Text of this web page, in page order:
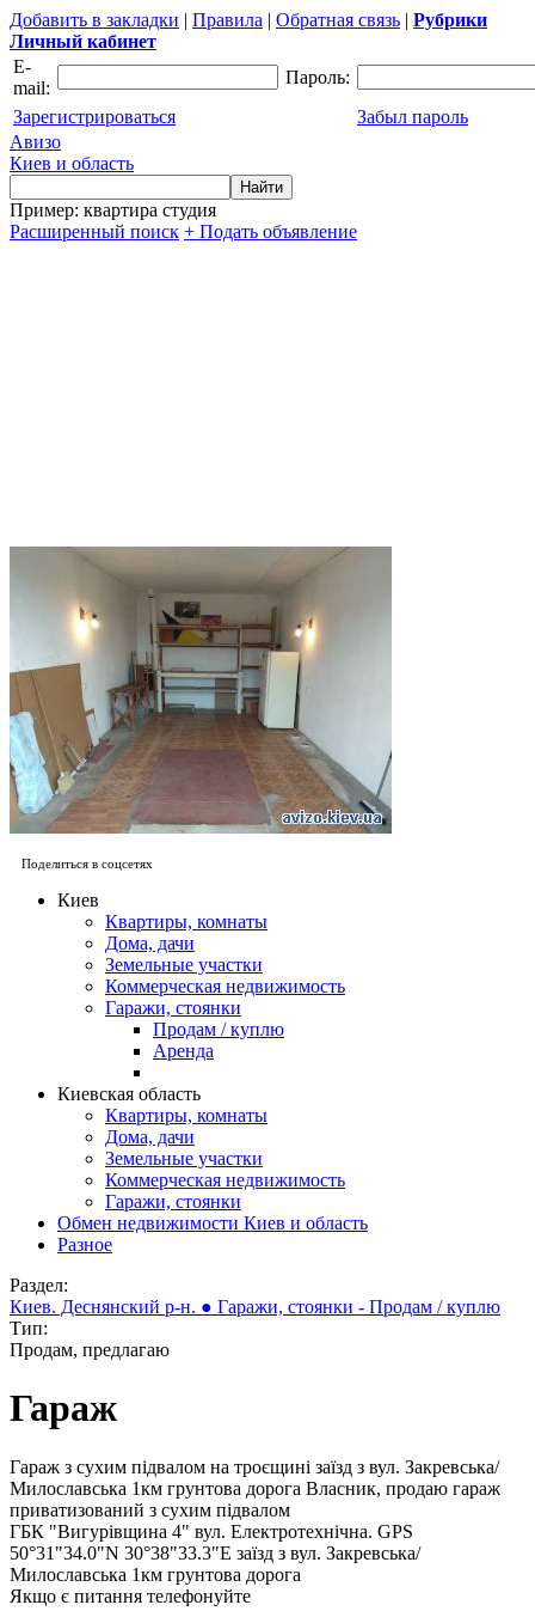
Добавить в закладки | Правила | Обратная связь | Рубрики
Личный кабинет
E-
mail:
Пароль:
Зарегистрироваться
Забыл пароль
Авизо
Киев и область
Пример: квартира студия
Расширенный поиск + Подать объявление
Поделиться в соцсетях
Киев
Квартиры, комнаты
Дома, дачи
Земельные участки
Коммерческая недвижимость
Гаражи, стоянки
Продам / куплю
Аренда
Киевская область
Квартиры, комнаты
Дома, дачи
Земельные участки
Коммерческая недвижимость
Гаражи, стоянки
Обмен недвижимости Киев и область
Разное
Раздел:
Киев. Деснянский р-н. ● Гаражи, стоянки - Продам / куплю
Тип:
Продам, предлагаю
Гараж
Гараж з сухим підвалом на троєщині заїзд з вул. Закревська/
Милославська 1км грунтова дорога Власник, продаю гараж
приватизований з сухим підвалом
ГБК "Вигурівщина 4" вул. Електротехнічна. GPS
50°31"34.0"N 30°38"33.3"E заїзд з вул. Закревська/
Милославська 1км грунтова дорога
Якщо є питання телефонуйте